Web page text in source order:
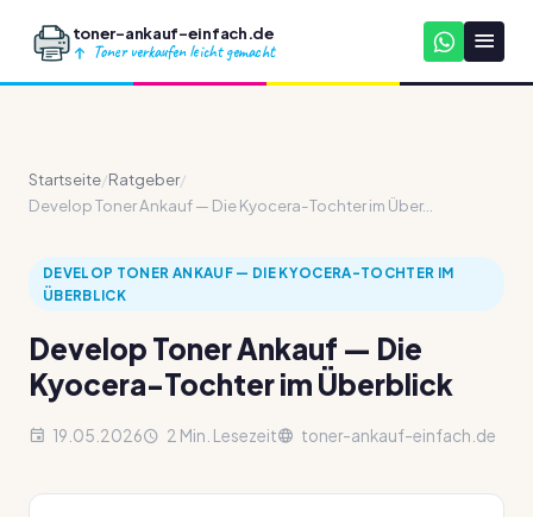
toner-ankauf-einfach.de
Toner verkaufen leicht gemacht
Startseite/Ratgeber/
Develop Toner Ankauf — Die Kyocera-Tochter im Über...
DEVELOP TONER ANKAUF — DIE KYOCERA-TOCHTER IM
ÜBERBLICK
Develop Toner Ankauf — Die
Kyocera-Tochter im Überblick
19.05.2026 2 Min. Lesezeit toner-ankauf-einfach.de